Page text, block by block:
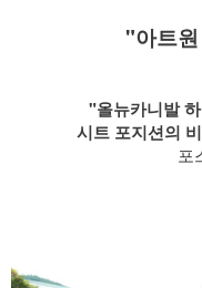
"아트
"올뉴카니발
시트 포지션의
포